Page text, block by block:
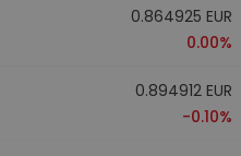
0.864925 EUR
0.00%
0.894912 EUR
-0.10%